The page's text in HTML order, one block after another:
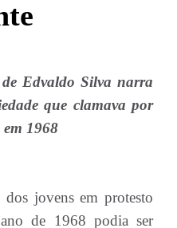
Edvaldo Silva narra
que clamava por
em 1968
jovens em protesto
de 1968 podia ser